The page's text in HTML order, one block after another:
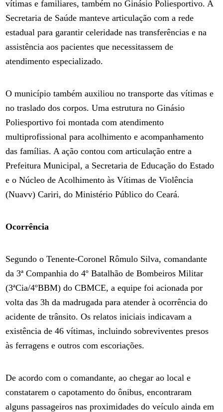
vítimas e familiares, também no Ginásio Poliesportivo. A
Secretaria de Saúde manteve articulação com a rede
estadual para garantir celeridade nas transferências e na
assistência aos pacientes que necessitassem de
atendimento especializado.
O município também auxiliou no transporte das vítimas e
no traslado dos corpos. Uma estrutura no Ginásio
Poliesportivo foi montada com atendimento
multiprofissional para acolhimento e acompanhamento
das famílias. A ação contou com articulação entre a
Prefeitura Municipal, a Secretaria de Educação do Estado
e o Núcleo de Acolhimento às Vítimas de Violência
(Nuavv) Cariri, do Ministério Público do Ceará.
Ocorrência
Segundo o Tenente-Coronel Rômulo Silva, comandante
da 3ª Companhia do 4º Batalhão de Bombeiros Militar
(3ªCia/4ºBBM) do CBMCE, a equipe foi acionada por
volta das 3h da madrugada para atender à ocorrência do
acidente de trânsito. Os relatos iniciais indicavam a
existência de 46 vítimas, incluindo sobreviventes presos
às ferragens e outros com escoriações.
De acordo com o comandante, ao chegar ao local e
constatarem o capotamento do ônibus, encontraram
alguns passageiros nas proximidades do veículo ainda em